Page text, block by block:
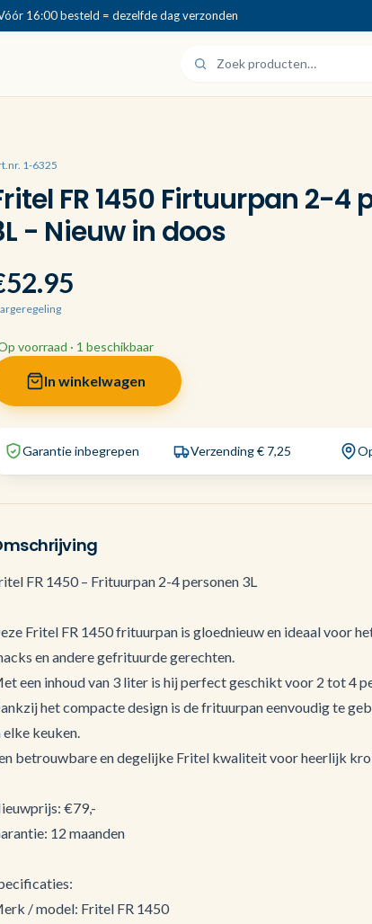
16:00 besteld = dezelfde dag verzonden
1-6325
FR 1450 Firtuurpan 2-4
- Nieuw in doos
voorraad · 1 beschikbaar
In winkelwagen
Garantie inbegrepen Verzending € 7,25
FR 1450 – Frituurpan 2-4 personen 3L
Fritel FR 1450 frituurpan is gloednieuw en ideaal voor
en andere gefrituurde gerechten.
een inhoud van 3 liter is hij perfect geschikt voor 2 tot 4
het compacte design is de frituurpan eenvoudig te
elke keuken.
betrouwbare en degelijke Fritel kwaliteit voor heerlijk
€79,-
12 maanden
/ model: Fritel FR 1450